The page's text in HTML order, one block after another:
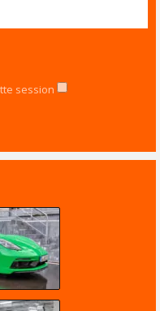
session